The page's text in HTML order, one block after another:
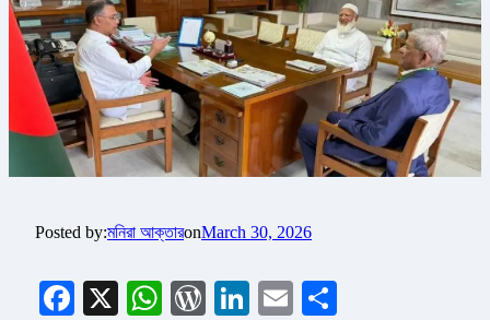
Posted by:মনিরা আক্তারonMarch 30, 2026
Facebook
X WhatsApp
WordPress
LinkedIn
Email